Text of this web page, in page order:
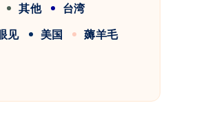
其他
台湾
见 美国
薅羊毛